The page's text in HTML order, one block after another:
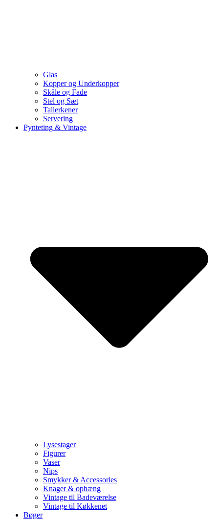
Glas
Kopper og Underkopper
Skåle og Fade
Stel og Sæt
Tallerkener
Servering
Pynteting & Vintage
Lysestager
Figurer
Vaser
Nips
Smykker & Accessories
Knager & ophæng
Vintage til Badeværelse
Vintage til Køkkenet
Bøger